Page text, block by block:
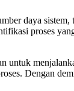
daya
proses
Dengan